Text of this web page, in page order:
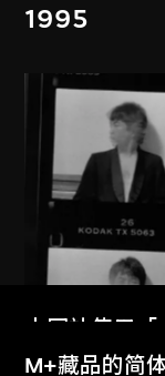
1995
本网站使用
体验。
M+藏品的简